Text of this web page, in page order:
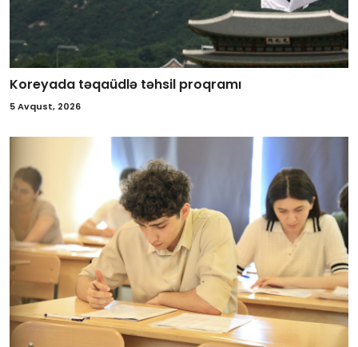
Koreyada təqaüdlə təhsil proqramı
5 Avqust, 2026